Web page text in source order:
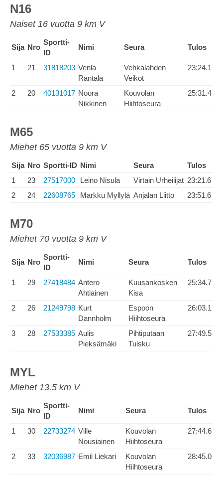
N16
Naiset 16 vuotta 9 km V
Sija Nro
Sportti-
ID
Nimi Seura Tulos
1 21 31818203 Venla
Rantala
Vehkalahden
Veikot
23:24.1
2 20 40131017 Noora
Nikkinen
Kouvolan
Hiihtoseura
25:31.4
M65
Miehet 65 vuotta 9 km V
Sija Nro Sportti-ID Nimi Seura
Tulos
1
23 27517000 Leino Nisula Virtain Urheilijat 23:21.6
2
24 22608765 Markku Myllylä Anjalan Liitto 23:51.6
M70
Miehet 70 vuotta 9 km V
Sija Nro
Sportti-
ID
Nimi Seura Tulos
1 29 27418484 Antero
Ahtiainen
Kuusankosken
Kisa
25:34.7
2 26 21249798 Kurt
Dannholm
Espoon
Hiihtoseura
26:03.1
3 28 27533385 Aulis
Pieksämäki
Pihtiputaan
Tuisku
27:49.5
MYL
Miehet 13.5 km V
Sija Nro
Sportti-
ID
Nimi Seura Tulos
1 30 22733274 Ville
Nousiainen
Kouvolan
Hiihtoseura
27:44.6
2 33 32036987 Emil Liekari
Kouvolan
Hiihtoseura
28:45.0